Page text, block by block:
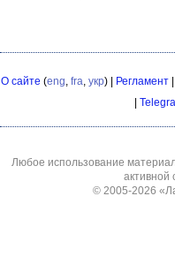
О сайте (eng, fra, укр) | Регламент|
Любое использование
активной
© 2005-2026